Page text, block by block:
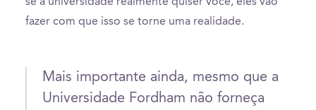
fazer com que isso se torne uma realidade.
Mais importante ainda, mesmo que a
Universidade Fordham não forneça